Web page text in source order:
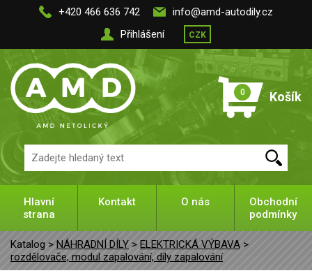
+420 466 636 742
info@amd-autodily.cz
Přihlášení
CZK
0 Košík
Hlavní
strana
Kontakt O nás
Obchodní
podmínky
Katalog > NÁHRADNÍ DÍLY > ELEKTRICKÁ VÝBAVA >
rozdělovače, modul zapalování, díly zapalování